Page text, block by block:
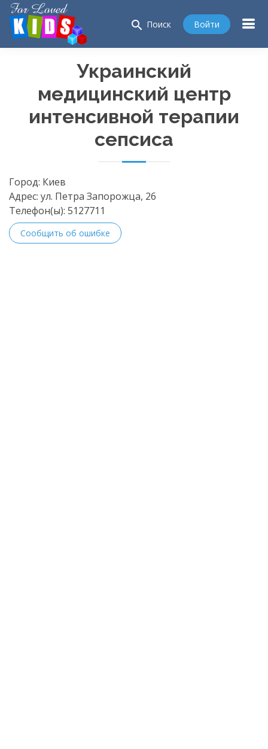
search Поиск Войти
Украинский
медицинский центр
интенсивной терапии
сепсиса
Город: Киев
Адрес: ул. Петра Запорожца, 26
Телефон(ы): 5127711
Сообщить об ошибке